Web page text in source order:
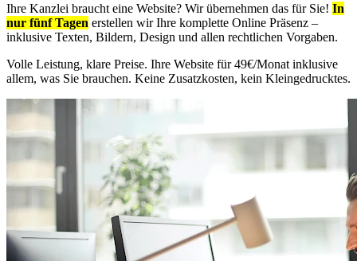
Ihre Kanzlei braucht eine Website? Wir übernehmen das für Sie! In
nur fünf Tagen erstellen wir Ihre komplette Online Präsenz –
inklusive Texten, Bildern, Design und allen rechtlichen Vorgaben.
Volle Leistung, klare Preise. Ihre Website für 49€/Monat inklusive
allem, was Sie brauchen. Keine Zusatzkosten, kein Kleingedrucktes.